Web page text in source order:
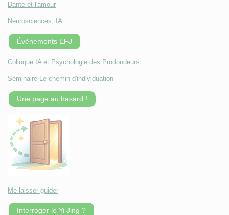
Dante et l'amour
Neurosciences, IA
Évènements EFJ
Colloque IA et Psychologie des Prodondeurs
Séminaire Le chemin d'individuation
Une page au hasard !
Me laisser guider
Interroger le Yi Jing ?